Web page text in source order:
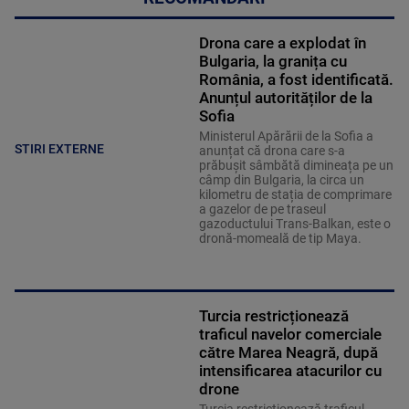
STIRI EXTERNE
Drona care a explodat în
Bulgaria, la granița cu
România, a fost identificată.
Anunțul autorităților de la
Sofia
Ministerul Apărării de la Sofia a
anunțat că drona care s-a
prăbușit sâmbătă dimineața pe un
câmp din Bulgaria, la circa un
kilometru de stația de comprimare
a gazelor de pe traseul
gazoductului Trans-Balkan, este o
dronă-momeală de tip Maya.
Turcia restricționează
traficul navelor comerciale
către Marea Neagră, după
intensificarea atacurilor cu
drone